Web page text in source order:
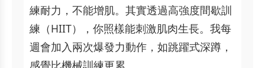
練耐力，不能增肌。其實透過高強度間歇訓
練（HIIT），你照樣能刺激肌肉生長。我每
週會加入兩次爆發力動作，如跳躍式深蹲，